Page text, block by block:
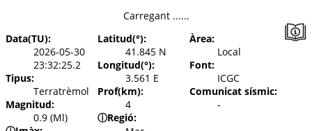
Carregant ......
Data(TU):
2026-05-30
23:32:25.2
Tipus:
Terratrèmol
Magnitud:
0.9 (Ml)
Latitud(°):
41.845 N
Longitud(°):
3.561 E
Prof(km):
4
ⓘRegió:
Àrea:
Local
Font:
ICGC
Comunicat sísmic:
-